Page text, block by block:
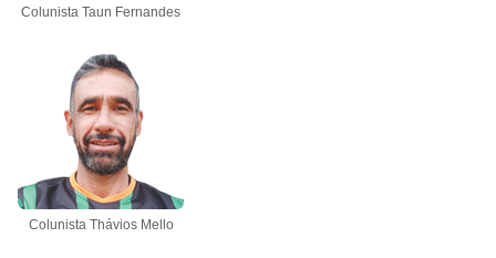
Colunista Taun Fernandes
Colunista Thávios Mello